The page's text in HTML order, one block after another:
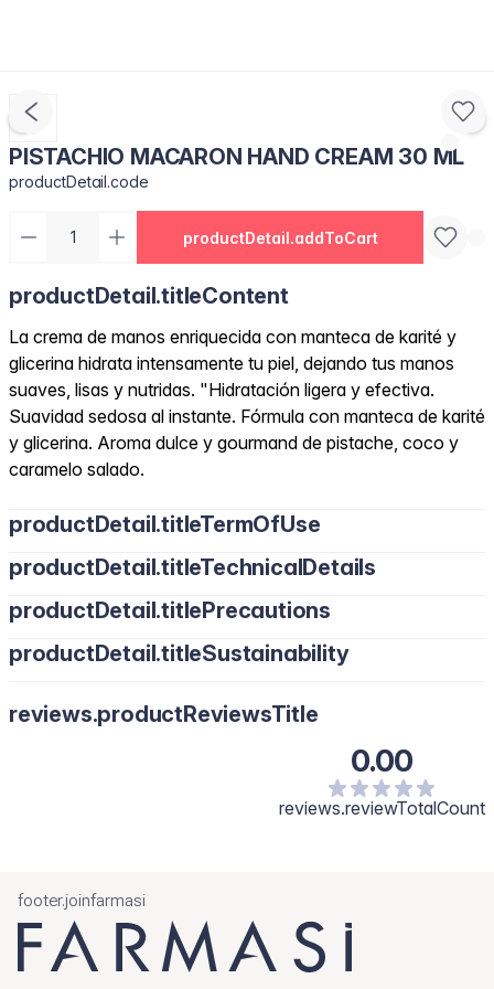
PISTACHIO MACARON HAND CREAM 30 ML
productDetail.code
productDetail.addToCart
productDetail.titleContent
La crema de manos enriquecida con manteca de karité y
glicerina hidrata intensamente tu piel, dejando tus manos
suaves, lisas y nutridas. "Hidratación ligera y efectiva.
Suavidad sedosa al instante. Fórmula con manteca de karité
y glicerina. Aroma dulce y gourmand de pistache, coco y
caramelo salado.
productDetail.titleTermOfUse
productDetail.titleTechnicalDetails
productDetail.titlePrecautions
productDetail.titleSustainability
reviews.productReviewsTitle
0.00
reviews.reviewTotalCount
footer.joinfarmasi